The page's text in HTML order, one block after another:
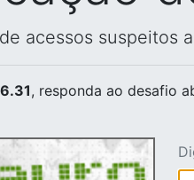
acessos suspeitos
, responda ao desafio